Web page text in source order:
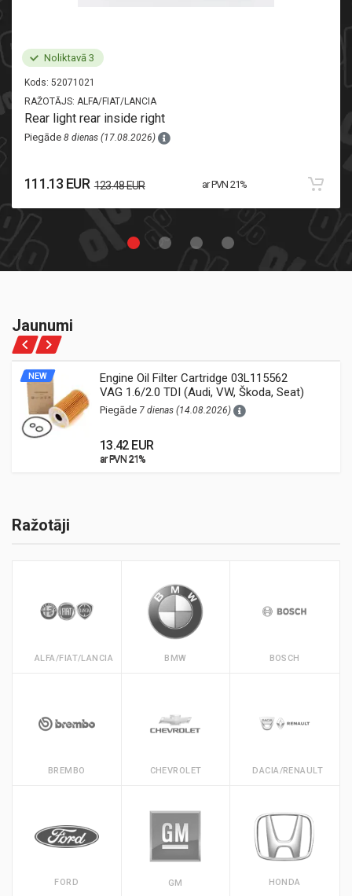
Noliktavā 3
Kods: 52071021
RAŽOTĀJS: ALFA/FIAT/LANCIA
Rear light rear inside right
Piegāde 8 dienas (17.08.2026)
111.13 EUR 123.48 EUR ar PVN 21%
Jaunumi
NEW
Engine Oil Filter Cartridge 03L115562
VAG 1.6/2.0 TDI (Audi, VW, Škoda, Seat)
Piegāde 7 dienas (14.08.2026)
13.42 EUR
ar PVN 21%
ar PVN 21%
Ražotāji
ALFA/FIAT/LANCIA BMW BOSCH
BREMBO CHEVROLET DACIA/RENAULT
FORD GM HONDA